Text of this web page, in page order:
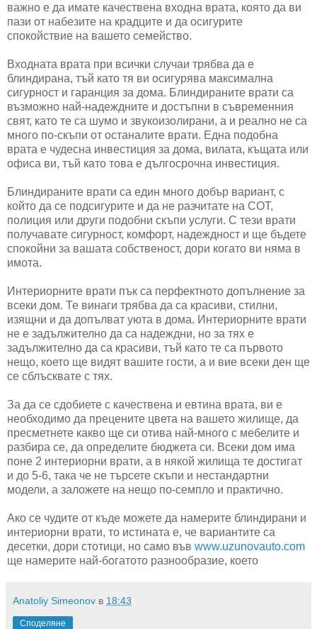
важно е да имате качествена входна врата, която да ви
пази от набезите на крадците и да осигурите
спокойствие на вашето семейство.
Входната врата при всички случаи трябва да е
блиндирана, тъй като тя ви осигурява максимална
сигурност и гаранция за дома. Блиндираните врати са
възможно най-надеждните и достъпни в съвременния
свят, като те са шумо и звукоизолирани, а и реално не са
много по-скъпи от останалите врати. Една подобна
врата е чудесна инвестиция за дома, вилата, къщата или
офиса ви, тъй като това е дългосрочна инвестиция.
Блиндираните врати са един много добър вариант, с
който да се подсигурите и да не разчитате на СОТ,
полиция или други подобни скъпи услуги. С тези врати
получавате сигурност, комфорт, надеждност и ще бъдете
спокойни за вашата собственост, дори когато ви няма в
имота.
Интериорните врати пък са перфектното допълнение за
всеки дом. Те винаги трябва да са красиви, стилни,
изящни и да допълват уюта в дома. Интериорните врати
не е задължително да са надеждни, но за тях е
задължително да са красиви, тъй като те са първото
нещо, което ще видят вашите гости, а и вие всеки ден ще
се сблъсквате с тях.
За да се сдобиете с качествена и евтина врата, ви е
необходимо да прецените цвета на вашето жилище, да
пресметнете какво ще си отива най-много с мебелите и
разбира се, да определите бюджета си. Всеки дом има
поне 2 интериорни врати, а в някой жилища те достигат
и до 5-6, така че не търсете скъпи и нестандартни
модели, а заложете на нещо по-семпло и практично.
Ако се чудите от къде можете да намерите блиндирани и
интериорни врати, то истината е, че вариантите са
десетки, дори стотици, но само във www.uzunovauto.com
ще намерите най-богатото разнообразие, което
Anatoliy Simeonov в 18:43
Споделяне